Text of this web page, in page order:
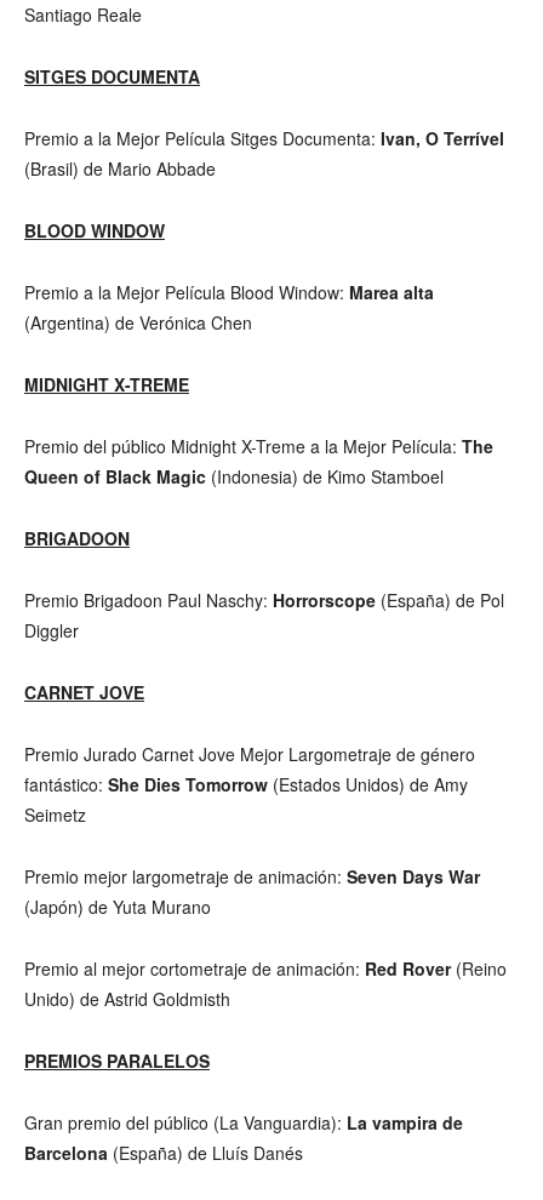
Santiago Reale
SITGES DOCUMENTA
Premio a la Mejor Película Sitges Documenta: Ivan, O Terrível
(Brasil) de Mario Abbade
BLOOD WINDOW
Premio a la Mejor Película Blood Window: Marea alta
(Argentina) de Verónica Chen
MIDNIGHT X-TREME
Premio del público Midnight X-Treme a la Mejor Película: The
Queen of Black Magic (Indonesia) de Kimo Stamboel
BRIGADOON
Premio Brigadoon Paul Naschy: Horrorscope (España) de Pol
Diggler
CARNET JOVE
Premio Jurado Carnet Jove Mejor Largometraje de género
fantástico: She Dies Tomorrow (Estados Unidos) de Amy
Seimetz
Premio mejor largometraje de animación: Seven Days War
(Japón) de Yuta Murano
Premio al mejor cortometraje de animación: Red Rover(Reino
Unido) de Astrid Goldmisth
PREMIOS PARALELOS
Gran premio del público (La Vanguardia): La vampira de
Barcelona (España) de Lluís Danés